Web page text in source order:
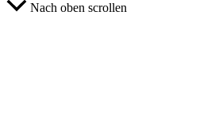
Nach oben scrollen